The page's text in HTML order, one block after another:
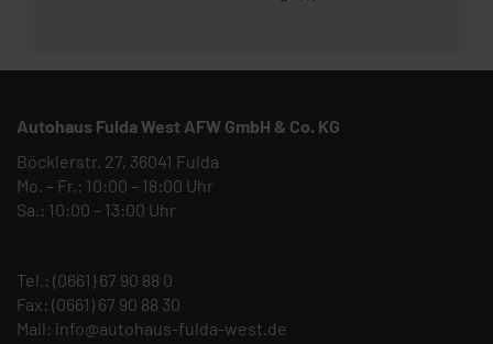
Autohaus Fulda West AFW GmbH & Co. KG
Böcklerstr. 27, 36041 Fulda
Mo. – Fr.: 10:00 – 18:00 Uhr
Sa.: 10:00 – 13:00 Uhr
Tel.: (0661) 67 90 88 0
Fax: (0661) 67 90 88 30
Mail: info@autohaus-fulda-west.de